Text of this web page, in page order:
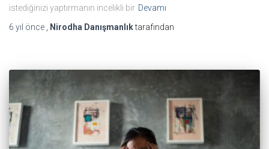
istediğinizi yaptırmanın incelikli bir Devamı
6 yıl önce Nirodha Danışmanlıktarafından